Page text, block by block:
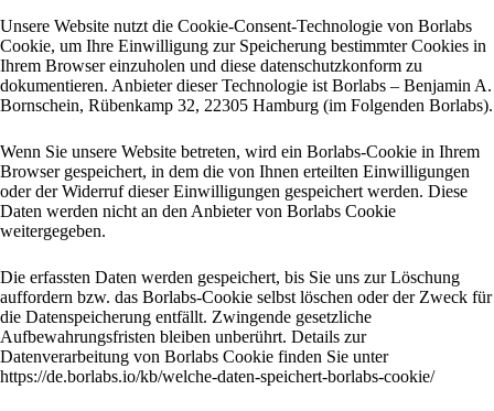
Unsere Website nutzt die Cookie-Consent-Technologie von Borlabs
Cookie, um Ihre Einwilligung zur Speicherung bestimmter Cookies in
Ihrem Browser einzuholen und diese datenschutzkonform zu
dokumentieren. Anbieter dieser Technologie ist Borlabs – Benjamin A.
Bornschein, Rübenkamp 32, 22305 Hamburg (im Folgenden Borlabs).
Wenn Sie unsere Website betreten, wird ein Borlabs-Cookie in Ihrem
Browser gespeichert, in dem die von Ihnen erteilten Einwilligungen
oder der Widerruf dieser Einwilligungen gespeichert werden. Diese
Daten werden nicht an den Anbieter von Borlabs Cookie
weitergegeben.
Die erfassten Daten werden gespeichert, bis Sie uns zur Löschung
auffordern bzw. das Borlabs-Cookie selbst löschen oder der Zweck für
die Datenspeicherung entfällt. Zwingende gesetzliche
Aufbewahrungsfristen bleiben unberührt. Details zur
Datenverarbeitung von Borlabs Cookie finden Sie unter
https://de.borlabs.io/kb/welche-daten-speichert-borlabs-cookie/